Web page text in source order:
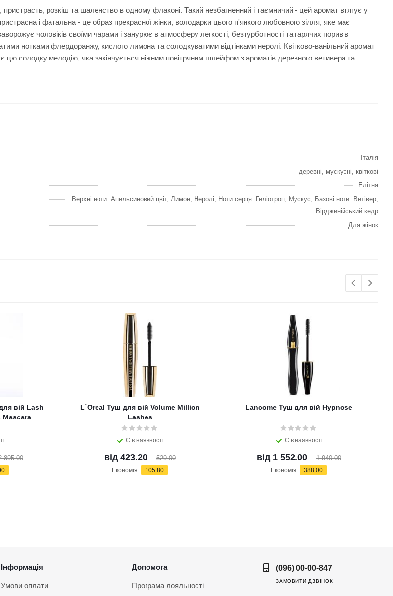
розкіш та шаленство в одному флаконі. Такий незбагненний і таємничий - цей аромат втягує у
і фатальна - це образ прекрасної жінки, володарки цього п'янкого любовного зілля, яке має
чоловіків своїми чарами і занурює в атмосферу легкості, безтурботності та гарячих поривів
нотками флердоранжу, кислого лимона та солодкуватими відтінками неролі. Квітково-ванільний аромат
цю солодку мелодію, яка закінчується ніжним повітряним шлейфом з ароматів деревного ветивера та
Італія
деревні, мускусні, квіткові
Елітна
Верхні ноти: Апельсиновий цвіт, Лимон, Неролі; Ноти серця: Геліотроп, Мускус; Базові ноти: Ветівер,
Вірджинійський кедр
Для жінок
вій Lash
Mascara
895.00
L`Oreal Туш для вій Volume Million
Lashes
Є в наявності
від 423.20 529.00
Економія 105.80
Lancome Туш для вій Hypnose
Є в наявності
від 1 552.00 1 940.00
Економія 388.00
Інформація
Умови оплати
Допомога
Програма лояльності
(096) 00-00-847
ЗАМОВИТИ ДЗВІНОК